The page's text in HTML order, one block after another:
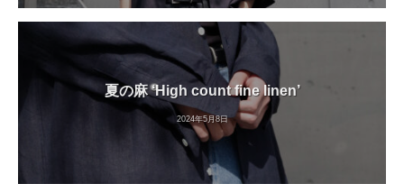
夏の麻 ‘High count fine linen’
2024年5月8日